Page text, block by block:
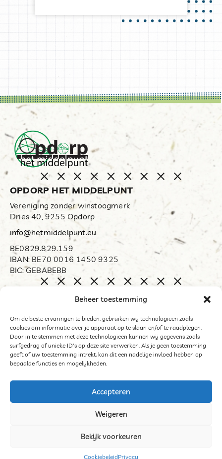
Beheer toestemming
Om de beste ervaringen te bieden, gebruiken wij technologieën zoals
cookies om informatie over je apparaat op te slaan en/of te raadplegen.
Door in te stemmen met deze technologieën kunnen wij gegevens zoals
surfgedrag of unieke ID's op deze site verwerken. Als je geen toestemming
geeft of uw toestemming intrekt, kan dit een nadelige invloed hebben op
bepaalde functies en mogelijkheden.
Accepteren
Weigeren
Bekijk voorkeuren
CookiebeleidPrivacy
OPDORP HET MIDDELPUNT
Vereniging zonder winstoogmerk
Dries 40, 9255 Opdorp
info@hetmiddelpunt.eu
BE0829.829.159
IBAN: BE70 0016 1450 9325
BIC: GEBABEBB
Restart
Organisator
Word mecenas
Archief
Algemene voorwaarden deelnemers tentoonstelling